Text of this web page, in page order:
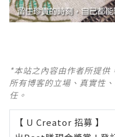
*本站之內容由作者所提供
所有博客的立場、真實性
任。
【 U Creator 招募 】